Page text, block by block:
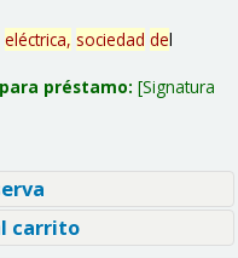
eléctrica, sociedad del
préstamo: Signatura
carrito